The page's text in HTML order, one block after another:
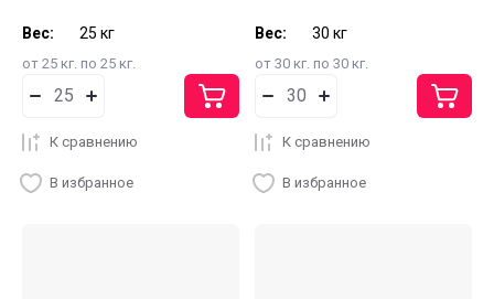
Вес: 25 кг
от 25 кг. по 25 кг.
К сравнению
В избранное
Вес: 30 кг
от 30 кг. по 30 кг.
К сравнению
В избранное